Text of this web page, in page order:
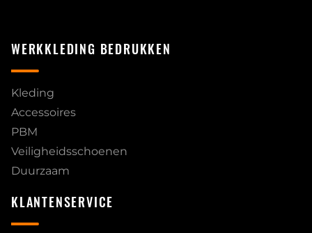
WERKKLEDING BEDRUKKEN
Kleding
Accessoires
PBM
Veiligheidsschoenen
Duurzaam
KLANTENSERVICE